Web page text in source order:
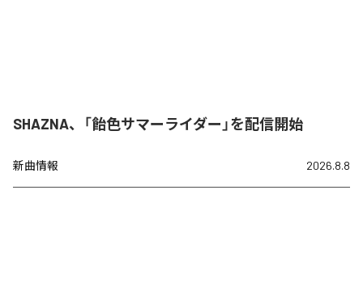
SHAZNA、「飴色サマーライダー」を配信開始
新曲情報 2026.8.8